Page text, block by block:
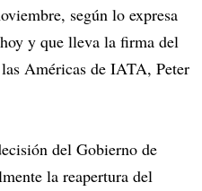
según lo expresa
y que lleva la firma del
Américas de IATA, Peter
del Gobierno de
la reapertura del